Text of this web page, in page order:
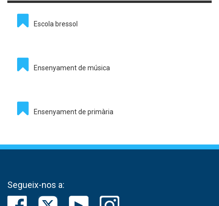
Escola bressol
Ensenyament de música
Ensenyament de primària
Segueix-nos a: